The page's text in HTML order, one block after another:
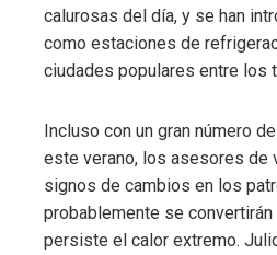
calurosas del día, y se han
como estaciones de
ciudades populares entre los
Incluso con un gran número
este verano, los asesores de
signos de cambios en los
probablemente se convertirán
persiste el calor extremo.